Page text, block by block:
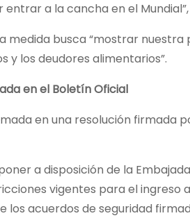
a la cancha en el
medida busca “mostrar
y los deudores alimentarios”.
en el Boletín Oficial
en una resolución firmada
a disposición de la
vigentes para el ingreso
los acuerdos de seguridad